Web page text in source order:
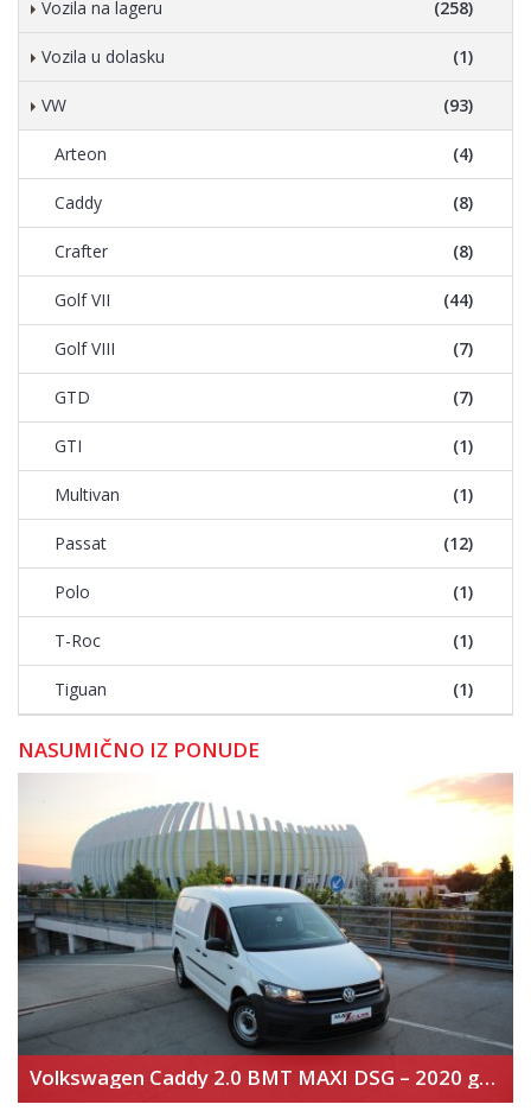
Vozila na lageru (258)
Vozila u dolasku (1)
VW (93)
Arteon (4)
Caddy (8)
Crafter (8)
Golf VII (44)
Golf VIII (7)
GTD (7)
GTI (1)
Multivan (1)
Passat (12)
Polo (1)
T-Roc (1)
Tiguan (1)
NASUMIČNO IZ PONUDE
Volkswagen Caddy 2.0 BMT MAXI DSG – 2020 god